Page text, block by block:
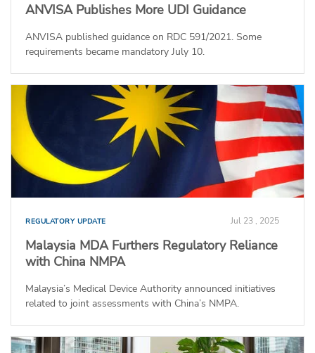
ANVISA Publishes More UDI Guidance
ANVISA published guidance on RDC 591/2021. Some
requirements became mandatory July 10.
REGULATORY UPDATE Jul 23 , 2025
Malaysia MDA Furthers Regulatory Reliance
with China NMPA
Malaysia’s Medical Device Authority announced initiatives
related to joint assessments with China’s NMPA.